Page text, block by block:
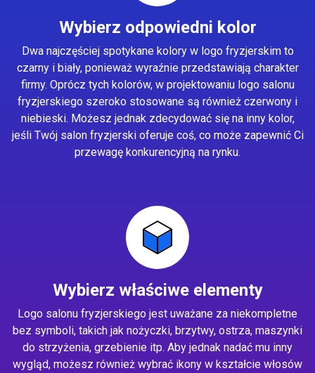
Wybierz odpowiedni kolor
Dwa najczęściej spotykane kolory w logo fryzjerskim to
czarny i biały, ponieważ wyraźnie przedstawiają charakter
firmy. Oprócz tych kolorów, w projektowaniu logo salonu
fryzjerskiego szeroko stosowane są również czerwony i
niebieski. Możesz jednak zdecydować się na inny kolor,
jeśli Twój salon fryzjerski oferuje coś, co może zapewnić Ci
przewagę konkurencyjną na rynku.
Wybierz właściwe elementy
Logo salonu fryzjerskiego jest uważane za niekompletne
bez symboli, takich jak nożyczki, brzytwy, ostrza, maszynki
do strzyżenia, grzebienie itp. Aby jednak nadać mu inny
wygląd, możesz również wybrać ikony w kształcie włosów